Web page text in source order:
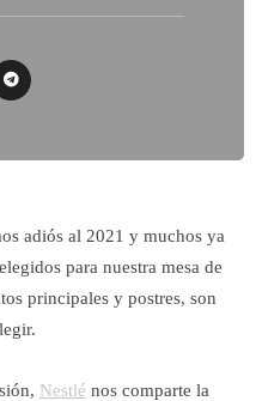
adiós al 2021 y muchos ya
para nuestra mesa de
principales y postres, son
Nestlé nos comparte la